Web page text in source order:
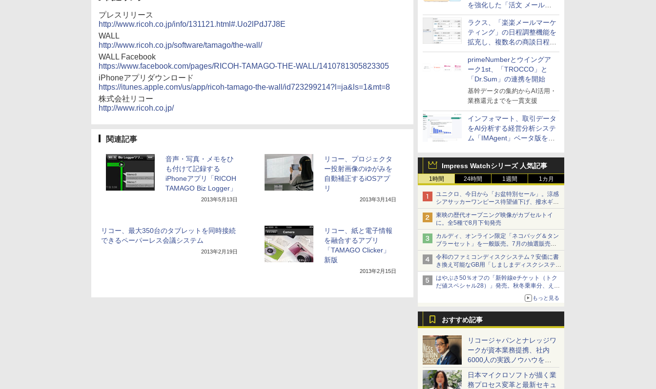
を強化した「活文 メール誤
送信防止アドインサービス」
を提供
ラクス、「楽楽メールマーケ
ティング」の日程調整機能を
拡充し、複数名の商談日程調
整を効率化
primeNumberとウイングア
ーク1st、「TROCCO」と
「Dr.Sum」の連携を開始
基幹データの集約からAI活用・
業務還元までを一貫支援
インフォマート、取引データ
をAI分析する経営分析システ
ム「IMAgent」ベータ版を提
Impress Watchシリーズ 人気記事
1時間 24時間 1週間 1カ月
ユニクロ、今日から「お盆特別セール」。涼感
シアサッカーワンピース待望値下げ、撥水ギア
ショーツは1990円に
東映の歴代オープニング映像がカプセルトイ
に。全5種で8月下旬発売
カルディ、オンライン限定「ネコバッグ＆タン
ブラーセット」を一般販売。7月の抽選販売の
当選無効分
令和のファミコンディスクシステム？安価に書
き換え可能なGB用「しましまディスクシステ
ム」
はやぶさ50％オフの「新幹線eチケット（トク
だ値スペシャル28）」発売。秋冬乗車分、えき
もっと見る
おすすめ記事
リコージャパンとナレッジワ
ークが資本業務提携、社内
6000人の実践ノウハウを生
かした「AI商談記録 for
RICOH」を展開へ
日本マイクロソフトが描く業
務プロセス変革と最新セキュ
プレスリリース
http://www.ricoh.co.jp/info/131121.html#.Uo2lPdJ7J8E
WALL
http://www.ricoh.co.jp/software/tamago/the-wall/
WALL Facebook
https://www.facebook.com/pages/RICOH-TAMAGO-THE-WALL/1410781305823305
iPhoneアプリダウンロード
https://itunes.apple.com/us/app/ricoh-tamago-the-wall/id723299214?l=ja&ls=1&mt=8
株式会社リコー
http://www.ricoh.co.jp/
関連記事
音声・写真・メモをひ
も付けて記録する
iPhoneアプリ「RICOH
TAMAGO Biz Logger」
2013年5月13日
リコー、プロジェクタ
ー投射画像のゆがみを
自動補正するiOSアプ
リ
2013年3月14日
リコー、最大350台のタブレットを同時接続
できるペーパーレス会議システム
2013年2月19日
リコー、紙と電子情報
を融合するアプリ
「TAMAGO Clicker」
新版
2013年2月15日